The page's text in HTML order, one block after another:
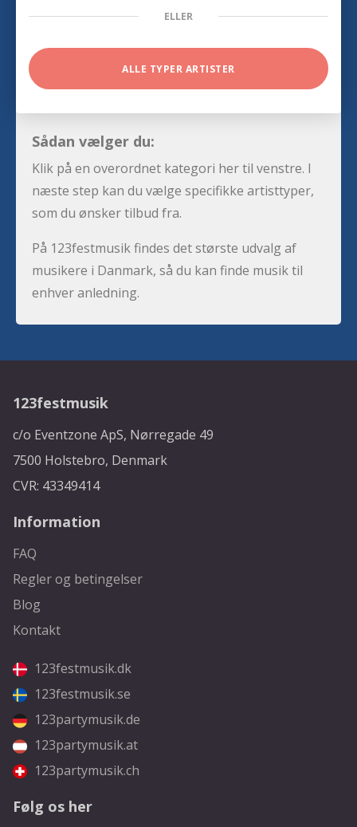
ELLER
ALLE TYPER ARTISTER
Sådan vælger du:
Klik på en overordnet kategori her til venstre. I
næste step kan du vælge specifikke artisttyper,
som du ønsker tilbud fra.
På 123festmusik findes det største udvalg af
musikere i Danmark, så du kan finde musik til
enhver anledning.
123festmusik
c/o Eventzone ApS, Nørregade 49
7500 Holstebro, Denmark
CVR: 43349414
Information
FAQ
Regler og betingelser
Blog
Kontakt
123festmusik.dk
123festmusik.se
123partymusik.de
123partymusik.at
123partymusik.ch
Følg os her